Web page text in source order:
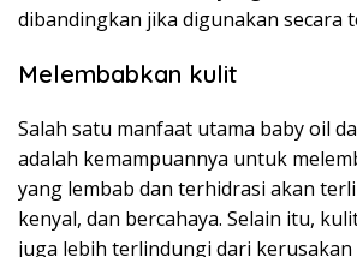
dibandingkan jika digunakan secara
Melembabkan kulit
Salah satu manfaat utama baby oil
adalah kemampuannya untuk
yang lembab dan terhidrasi akan
kenyal, dan bercahaya. Selain itu,
juga lebih terlindungi dari